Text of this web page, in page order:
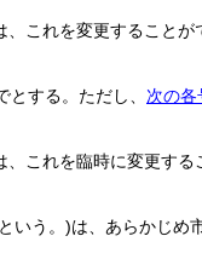
これを変更することが
する。 ただし、 次の各
これを臨時に変更する
いう。)は、あらかじめ